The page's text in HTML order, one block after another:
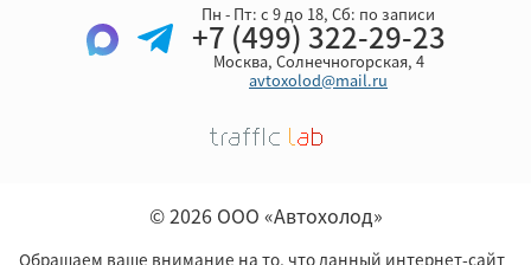
Пн - Пт: с 9 до 18, Cб: по записи
+7 (499) 322-29-23
Москва, Солнечногорская, 4
avtoxolod@mail.ru
© 2026 ООО «Автохолод»
Обращаем ваше внимание на то, что данный интернет-сайт